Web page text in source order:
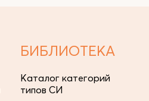
БИБЛИОТЕКА
Каталог категорий
типов СИ